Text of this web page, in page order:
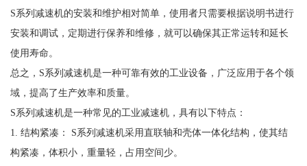
S系列减速机的安装和维护相对简单，使用者只需要根据说明书进行
安装和调试，定期进行保养和维修，就可以确保其正常运转和延长
使用寿命。
总之，S系列减速机是一种可靠有效的工业设备，广泛应用于各个领
域，提高了生产效率和质量。
S系列减速机是一种常见的工业减速机，具有以下特点：
1. 结构紧凑： S系列减速机采用直联轴和壳体一体化结构，使其结
构紧凑，体积小，重量轻，占用空间少。